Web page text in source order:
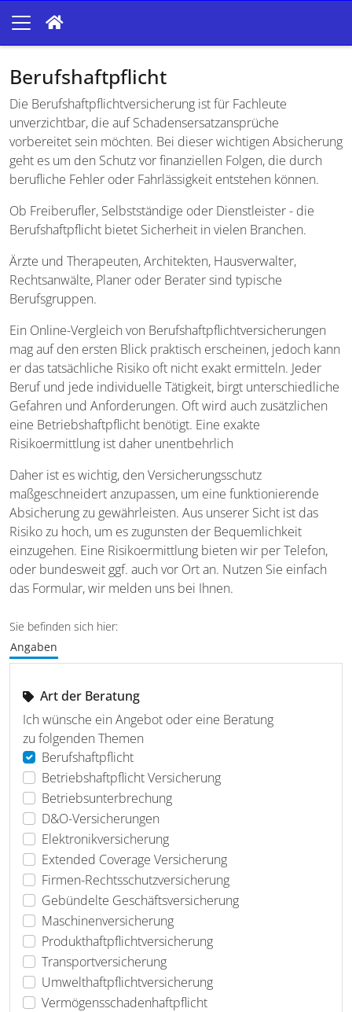
Berufshaftpflicht
Die Berufshaftpflichtversicherung ist für Fachleute
unverzichtbar, die auf Schadensersatzansprüche
vorbereitet sein möchten. Bei dieser wichtigen Absicherung
geht es um den Schutz vor finanziellen Folgen, die durch
berufliche Fehler oder Fahrlässigkeit entstehen können.
Ob Freiberufler, Selbstständige oder Dienstleister - die
Berufshaftpflicht bietet Sicherheit in vielen Branchen.
Ärzte und Therapeuten, Architekten, Hausverwalter,
Rechtsanwälte, Planer oder Berater sind typische
Berufsgruppen.
Ein Online-Vergleich von Berufshaftpflichtversicherungen
mag auf den ersten Blick praktisch erscheinen, jedoch kann
er das tatsächliche Risiko oft nicht exakt ermitteln. Jeder
Beruf und jede individuelle Tätigkeit, birgt unterschiedliche
Gefahren und Anforderungen. Oft wird auch zusätzlichen
eine Betriebshaftpflicht benötigt. Eine exakte
Risikoermittlung ist daher unentbehrlich
Daher ist es wichtig, den Versicherungsschutz
maßgeschneidert anzupassen, um eine funktionierende
Absicherung zu gewährleisten. Aus unserer Sicht ist das
Risiko zu hoch, um es zugunsten der Bequemlichkeit
einzugehen. Eine Risikoermittlung bieten wir per Telefon,
oder bundesweit ggf. auch vor Ort an. Nutzen Sie einfach
das Formular, wir melden uns bei Ihnen.
Sie befinden sich hier:
Angaben
Art der Beratung
Ich wünsche ein Angebot oder eine Beratung
zu folgenden Themen
Berufshaftpflicht
Betriebshaftpflicht Versicherung
Betriebsunterbrechung
D&O-Versicherungen
Elektronikversicherung
Extended Coverage Versicherung
Firmen-Rechtsschutzversicherung
Gebündelte Geschäftsversicherung
Maschinenversicherung
Produkthaftpflichtversicherung
Transportversicherung
Umwelthaftpflichtversicherung
Vermögensschadenhaftpflicht